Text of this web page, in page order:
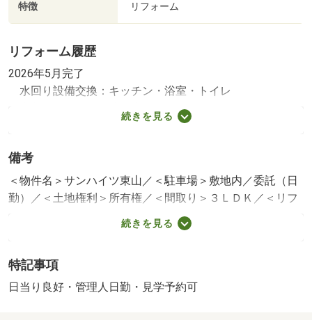
特徴 リフォーム
リフォーム履歴
2026年5月完了
水回り設備交換：キッチン・浴室・トイレ
内装リフォーム：壁・床
その他：ハウスクリーニング等
続きを見る
備考
＜物件名＞サンハイツ東山／＜駐車場＞敷地内／委託（日
勤）／＜土地権利＞所有権／＜間取り＞３ＬＤＫ／＜リフ
ォーム＞●リフォーム：２０２６年５月完了（水回り設備
交換：キッチン・浴室・トイレ、内装リフォーム：壁・
フォーム箇所を表します／＜用途地域＞１種住居あり／＜
特徴＞【即内見可・定休日無し】◇６階部分の南向き！◆
続きを見る
特記事項
日当り良好・管理人日勤・見学予約可